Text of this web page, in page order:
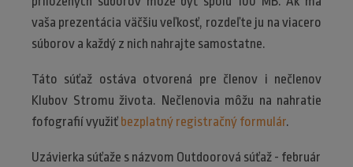
vaša prezentácia väčšiu veľkosť, rozdeľte ju na viacero
súborov a každý z nich nahrajte samostatne.
Táto súťaž ostáva otvorená pre členov i nečlenov
Klubov Stromu života. Nečlenovia môžu na nahratie
fofografií využiť bezplatný registračný formulár.
Uzávierka súťaže s názvom Outdoorová súťaž - február